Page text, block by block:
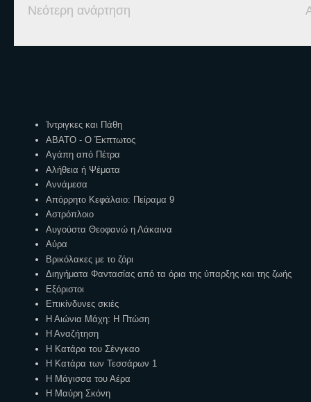
Νεότερη ανάρτηση
Ίντριγκες και Πάθη
ΑΒΑΤΟ - Ο Έκπτωτος
Αγάπη από Πέτρα
Αλήθεια ή Ψέματα
Αννάμεσα
Απόρρητο Κεφάλαιο: Πείραμα 9
Αστρόπλοιο
Αυγούστα Θεοφανώ η Λάκαινα
Αύρα
Βρικόλακες με το ζόρι
Διηγήματα Φαντασίας από τα όρια της ύπαρξης και της ζωής
Εξόριστοι
Επικίνδυνες σκιές
Η Αιώνια Μάχη: Η Πτώση
Η Αναζήτηση
Η Κατάρα του Σένγκαο
Η Κατάρα των Τεσσάρων 1
Η Μάγισσα του Αέρα
Η Μαύρη Σκόνη